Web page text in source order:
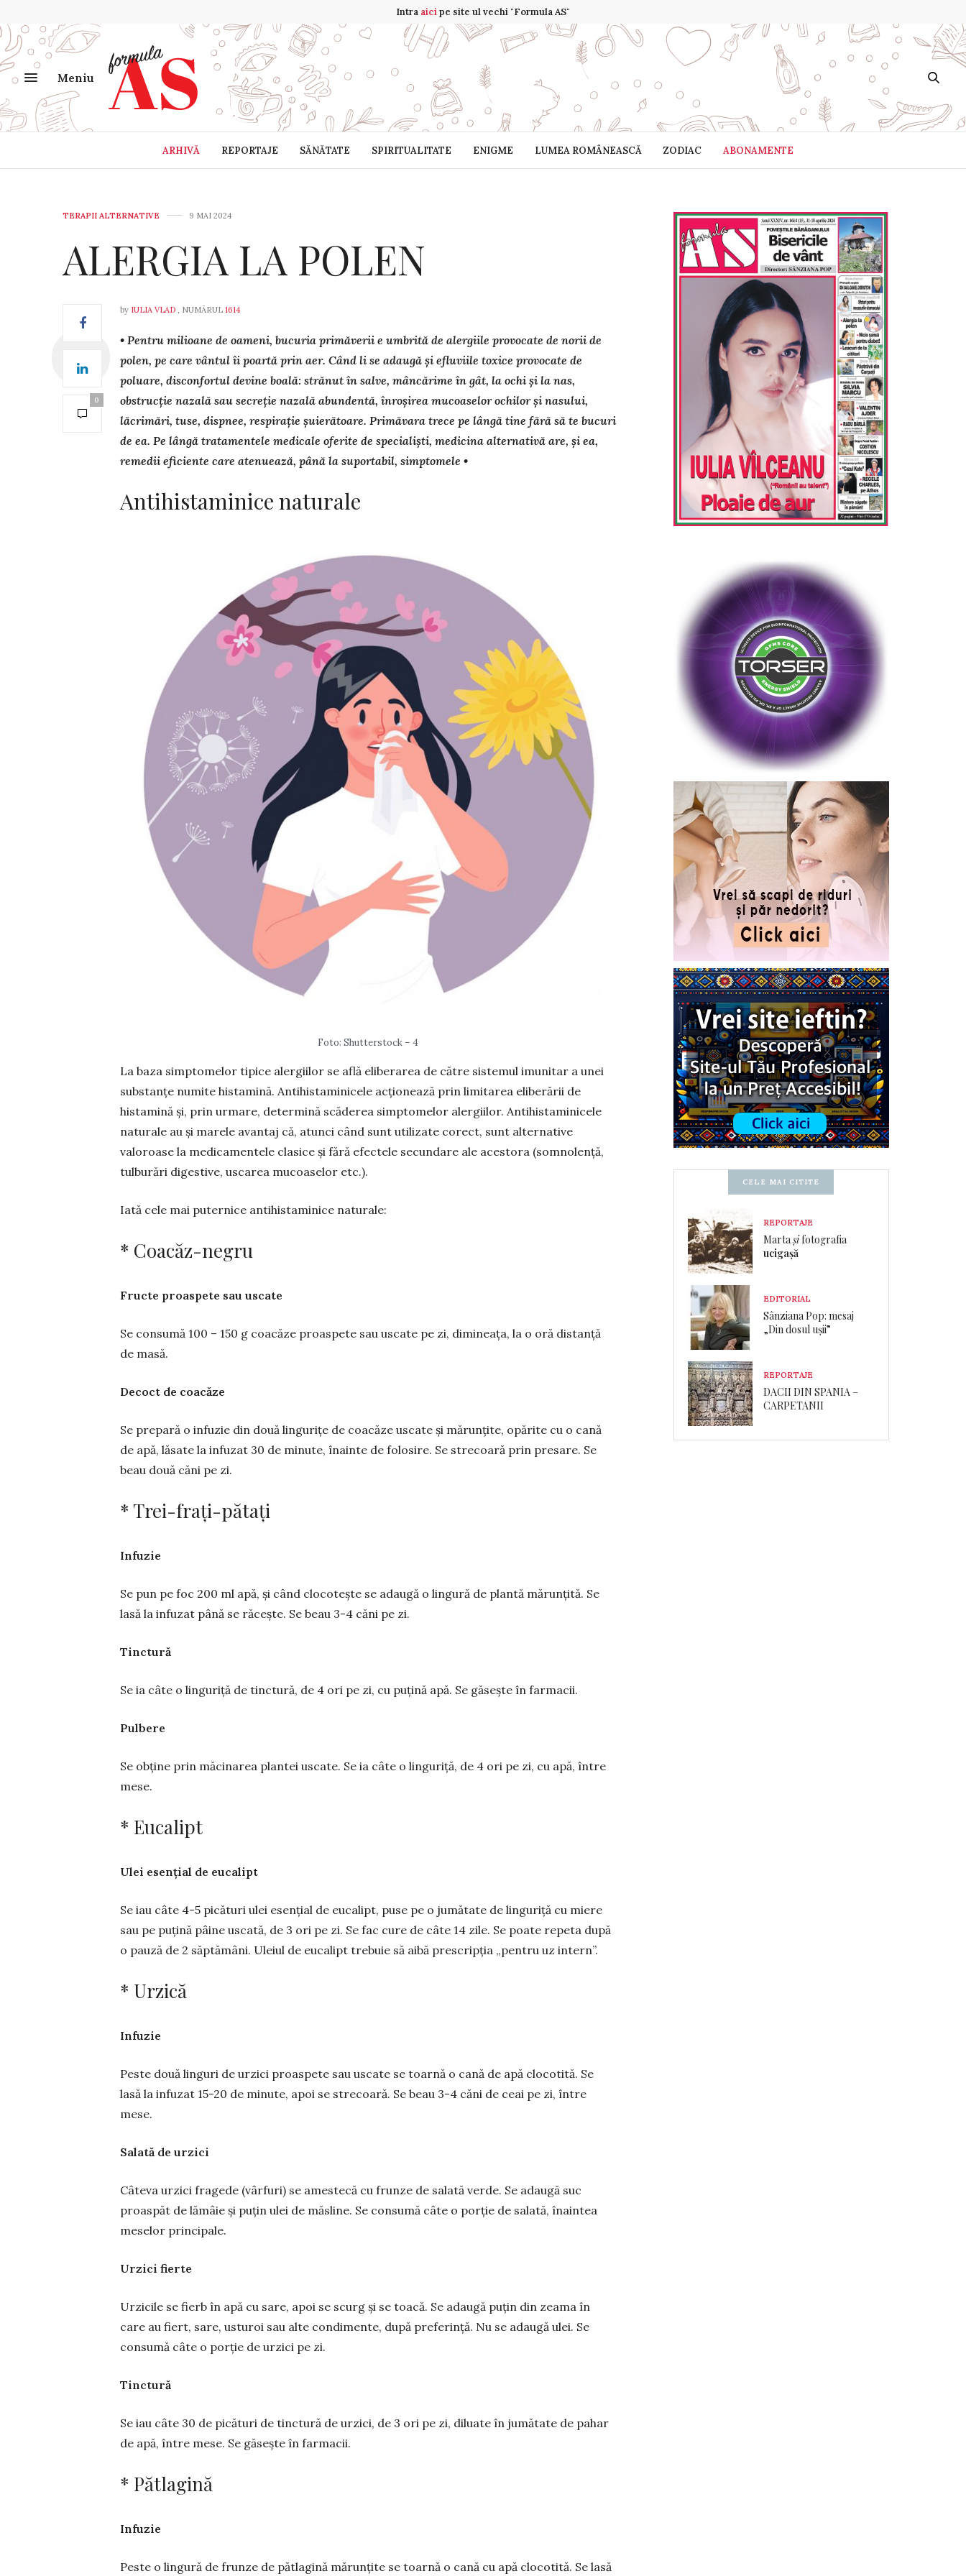
Intra aicipe site ul vechi "Formula AS"
Meniu
ARHIVĂ REPORTAJE SĂNĂTATE SPIRITUALITATE ENIGME LUMEA ROMÂNEASCĂ ZODIAC ABONAMENTE
TERAPII ALTERNATIVE 9 MAI 2024
ALERGIA LA POLEN
0
by IULIA VLAD , NUMĂRUL 1614
• Pentru milioane de oameni, bucuria primăverii e umbrită de aler­giile provocate de norii de
polen, pe care vântul îi poartă prin aer. Când li se adaugă și efluviile toxice pro­vo­cate de
poluare, discon­fortul devine boală: strănut în salve, mâncărime în gât, la ochi și la nas,
obstrucție nazală sau secreție nazală abun­dentă, înroșirea mucoaselor ochilor și na­sului,
lăcrimări, tuse, dispnee, respirație șuierătoare. Pri­mă­vara trece pe lângă tine fără să te bucuri
de ea. Pe lângă tra­tamentele medicale ofe­rite de specialiști, medicina al­terna­tivă are, și ea,
remedii eficiente care atenuează, până la su­portabil, simptomele •
Antihistaminice naturale
Foto: Shutterstock – 4
La baza simptomelor tipice alergiilor se află eliberarea de către sistemul imunitar a unei
substanțe numite histamină. Antihistaminicele acționează prin limitarea eliberării de
histamină și, prin urmare, determină scă­derea simptomelor aler­giilor. Anti­his­taminicele
naturale au și marele avan­taj că, atunci când sunt utilizate co­rect, sunt alternative
valoroase la medi­ca­mentele clasice și fără efectele secun­dare ale acestora (somno­lență,
tulburări digestive, us­carea mucoaselor etc.).
Iată cele mai puternice anti­his­ta­mi­nice natu­rale:
* Coacăz-negru
Fructe proaspete sau uscate
Se consumă 100 – 150 g coa­că­ze proas­pete sau uscate pe zi, dimineața, la o oră distanță
de masă.
Decoct de coacăze
Se prepară o infuzie din două lingurițe de coacăze uscate și mărunțite, opărite cu o cană
de apă, lăsate la infuzat 30 de minute, înainte de fo­losire. Se strecoară prin presare. Se
beau două căni pe zi.
* Trei-frați-pătați
Infuzie
Se pun pe foc 200 ml apă, și când clocotește se adaugă o lingură de plantă mărunțită. Se
lasă la infuzat până se răcește. Se beau 3-4 căni pe zi.
Tinctură
Se ia câte o linguriță de tinctură, de 4 ori pe zi, cu puțină apă. Se găsește în farmacii.
Pulbere
Se obține prin măcinarea plantei uscate. Se ia câte o linguriță, de 4 ori pe zi, cu apă, între
mese.
* Eucalipt
Ulei esențial de eucalipt
Se iau câte 4-5 picături ulei esențial de eucalipt, puse pe o jumătate de linguriță cu miere
sau pe puțină pâine uscată, de 3 ori pe zi. Se fac cure de câte 14 zile. Se poate repeta după
o pauză de 2 săptămâni. Uleiul de eucalipt trebuie să aibă prescripția „pentru uz intern”.
* Urzică
Infuzie
Peste două linguri de urzici proaspete sau us­cate se toarnă o cană de apă clo­cotită. Se
lasă la infuzat 15-20 de minute, apoi se strecoară. Se beau 3-4 căni de ceai pe zi, între
mese.
Salată de urzici
Câteva urzici fragede (vârfuri) se amestecă cu frunze de salată verde. Se adaugă suc
proaspăt de lămâie și puțin ulei de măsline. Se consumă câte o porție de salată, înaintea
meselor principale.
Urzici fierte
Urzicile se fierb în apă cu sare, apoi se scurg și se toacă. Se adaugă puțin din zeama în
care au fiert, sare, usturoi sau alte condimente, după preferință. Nu se adaugă ulei. Se
consumă câte o porție de urzici pe zi.
Tinctură
Se iau câte 30 de picături de tinctură de urzici, de 3 ori pe zi, diluate în jumătate de pahar
de apă, între mese. Se găsește în farmacii.
* Pătlagină
Infuzie
Peste o lingură de frunze de pătlagină mărunțite se toarnă o cană cu apă clocotită. Se lasă
CELE MAI CITITE
REPORTAJE
Martașifotografia
ucigașă
EDITORIAL
Sânziana Pop: mesaj
„Din dosul ușii”
REPORTAJE
DACII DIN SPANIA –
CARPETANII